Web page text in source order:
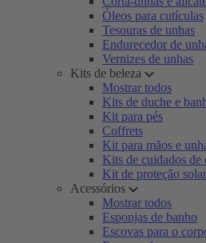
Óleos para cutículas
Tesouras de unhas
Endurecedor de
Vernizes de unhas
Kits de beleza
Mostrar todos
Kits de duche e
Kit para pés
Coffrets
Kit para mãos e
Kits de cuidados de
Kit de proteção solar
Acessórios
Mostrar todos
Esponjas de banho
Escovas para o